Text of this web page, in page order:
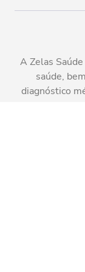
A Zelas
saúde,
diagnóstico